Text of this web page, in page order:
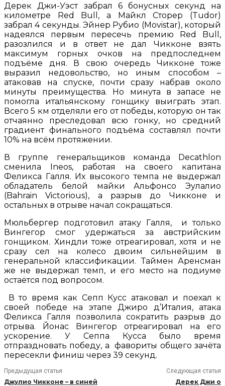
Дерек Джи-Уэст забрал 6 бонусных секунд на
километре Red Bull, а Майкл Сторер (Tudor)
забрал 4 секунды. Эйнер Рубио (Movistar), который
надеялся первым пересечь премию Red Bull,
разозлился и в ответ не дал Чикконе взять
максимум горных очков на предпоследнем
подъёме дня. В свою очередь Чикконе тоже
выразил недовольство, но иным способом –
атаковав на спуске, почти сразу набрав около
минуты преимущества. Но минута в запасе не
помогла итальянскому гонщику выиграть этап.
Всего 5 км отделяли его от победы, которую он так
отчаянно преследовал всю гонку, но средний
градиент финального подъёма составлял почти
10% на всём протяжении.
В группе генеральщиков команда Decathlon
сменила Ineos, работая на своего капитана
Феликса Галля. Их высокого темпа не выдержал
обладатель белой майки Альфонсо Эулалио
(Bahrain Victorious), а разрыв до Чикконе и
остальных в отрыве начал сокращаться.
Мюльбергер подготовил атаку Галля, и только
Вингегор смог удержаться за австрийским
гонщиком. Хиндли тоже отреагировал, хотя и не
сразу сел на колесо двоим сильнейшим в
генеральной классификации. Таймен Аренсман
же не выдержал темп, и его место на подиуме
остаётся под вопросом.
В то время как Сепп Кусс атаковал и поехал к
своей победе на этапе Джиро д’Италия, атака
Феликса Галля позволила сократить разрыв до
отрыва. Йонас Вингегор отреагировал на его
ускорение. У Сеппа Кусса было время
отпраздновать победу, а фавориты общего зачёта
пересекли финиш через 39 секунд.
Предыдущая статья
Джулио Чикконе – в синей
Следующая статья
Дерек Джи о